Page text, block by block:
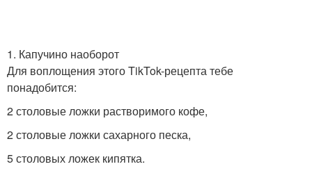
1. Капучино наоборот
Для воплощения этого TikTok-рецепта тебе
понадобится:
2 столовые ложки растворимого кофе,
2 столовые ложки сахарного песка,
5 столовых ложек кипятка.